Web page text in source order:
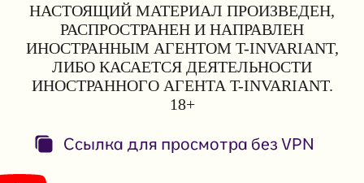
НАСТОЯЩИЙ МАТЕРИАЛ ПРОИЗВЕДЕН,
РАСПРОСТРАНЕН И НАПРАВЛЕН
ИНОСТРАННЫМ АГЕНТОМ T-INVARIANT,
ЛИБО КАСАЕТСЯ ДЕЯТЕЛЬНОСТИ
ИНОСТРАННОГО АГЕНТА T-INVARIANT.
18+
Ссылка для просмотра без VPN